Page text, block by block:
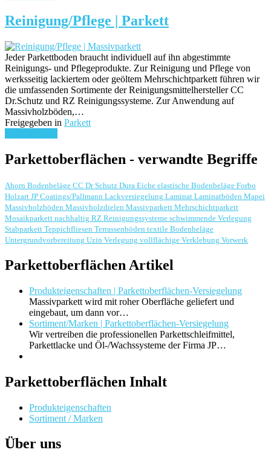
Reinigung/Pflege | Parkett
Jeder Parkettboden braucht individuell auf ihn abgestimmte
Reinigungs- und Pflegeprodukte. Zur Reinigung und Pflege von
werksseitig lackiertem oder geöltem Mehrschichtparkett führen wir
die umfassenden Sortimente der Reinigungsmittelhersteller CC
Dr.Schutz und RZ Reinigungssysteme. Zur Anwendung auf
Massivholzböden,…
Freigegeben in Parkett
Parkettoberflächen - verwandte Begriffe
Ahorn Bodenbeläge CC Dr Schutz Dura Eiche elastische Bodenbeläge Forbo
Holzart JP Coatings/Pallmann Lackversiegelung Laminat Laminatböden Mapei
Massivholzböden Massivholzdielen Massivparkett Mehrschichtparkett
Mosaikparkett nachhaltig RZ Reinigungssysteme schwimmende Verlegung
Stabparkett Teppichfliesen Terrassenböden textile Bodenbeläge
Untergrundvorbereitung Uzin Verlegung vollflächige Verklebung Vorwerk
Parkettoberflächen Artikel
Produkteigenschaften | Parkettoberflächen-Versiegelung
Massivparkett wird mit roher Oberfläche geliefert und
eingebaut, um dann vor…
Sortiment/Marken | Parkettoberflächen-Versiegelung
Wir vertreiben die professionellen Parkettschleifmittel,
Parkettlacke und Öl-/Wachssysteme der Firma JP…
Parkettoberflächen Inhalt
Produkteigenschaften
Sortiment / Marken
Über uns